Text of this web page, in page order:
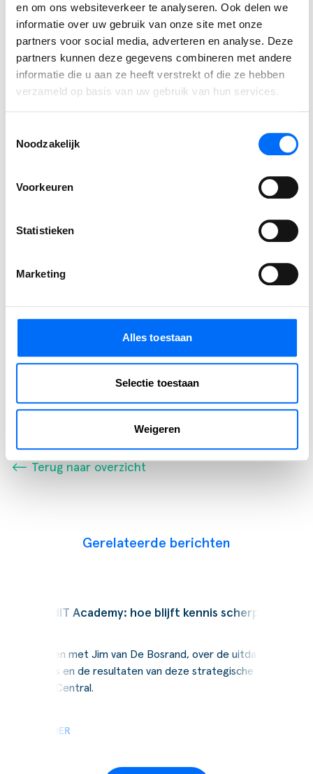
en om ons websiteverkeer te analyseren. Ook delen we
informatie over uw gebruik van onze site met onze
partners voor social media, adverteren en analyse. Deze
partners kunnen deze gegevens combineren met andere
informatie die u aan ze heeft verstrekt of die ze hebben
verzameld op basis van uw gebruik van hun services.
Noodzakelijk
Voorkeuren
Statistieken
Marketing
Alles toestaan
Selectie toestaan
Weigeren
flexibiliteit en AI, blijft Dynamics 365 de norm bepalen
voor wat mogelijk is in de wereld van IT.
Meer informatie
Wil jij weten hoe jouw bedrijf profiteert van de laatste
365? Neem dan gerust contact met ons op via:
. Wij helpen je
graag verder! Of ontdek zelf meer in één van onze
Deel bericht:
Auteur
Lead Marketing
⟵ Terug naar overzicht
Gerelateerde berichten
SucceedIT Academy: hoe blijft kennis scherp
Wij spraken met Jim van De Bosrand, over de uitdagingen,
de keuzes en de resultaten van deze strategische stap naar
Business Central.
LEES VERDER